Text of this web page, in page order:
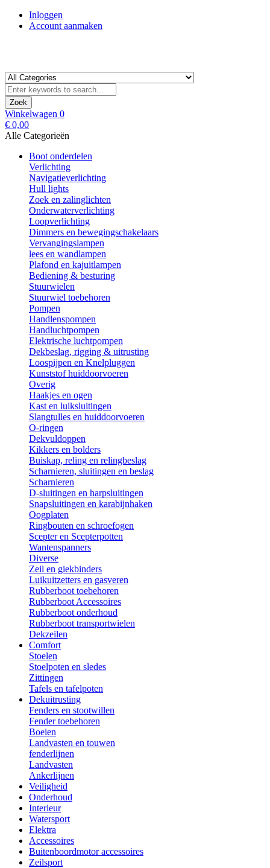
Inloggen
Account aanmaken
Zoek
Winkelwagen 0
€ 0,00
Alle Categorieën
Boot onderdelen
Verlichting
Navigatieverlichting
Hull lights
Zoek en zalinglichten
Onderwaterverlichting
Loopverlichting
Dimmers en bewegingschakelaars
Vervangingslampen
lees en wandlampen
Plafond en kajuitlampen
Bediening & besturing
Stuurwielen
Stuurwiel toebehoren
Pompen
Handlenspompen
Handluchtpompen
Elektrische luchtpompen
Dekbeslag, rigging & uitrusting
Loospijpen en Knelpluggen
Kunststof huiddoorvoeren
Overig
Haakjes en ogen
Kast en luiksluitingen
Slangtulles en huiddoorvoeren
O-ringen
Dekvuldoppen
Kikkers en bolders
Buiskap, reling en relingbeslag
Scharnieren, sluitingen en beslag
Scharnieren
D-sluitingen en harpsluitingen
Snapsluitingen en karabijnhaken
Oogplaten
Ringbouten en schroefogen
Scepter en Scepterpotten
Wantenspanners
Diverse
Zeil en giekbinders
Luikuitzetters en gasveren
Rubberboot toebehoren
Rubberboot Accessoires
Rubberboot onderhoud
Rubberboot transportwielen
Dekzeilen
Comfort
Stoelen
Stoelpoten en sledes
Zittingen
Tafels en tafelpoten
Dekuitrusting
Fenders en stootwillen
Fender toebehoren
Boeien
Landvasten en touwen
fenderlijnen
Landvasten
Ankerlijnen
Veiligheid
Onderhoud
Interieur
Watersport
Elektra
Accessoires
Buitenboordmotor accessoires
Zeilsport